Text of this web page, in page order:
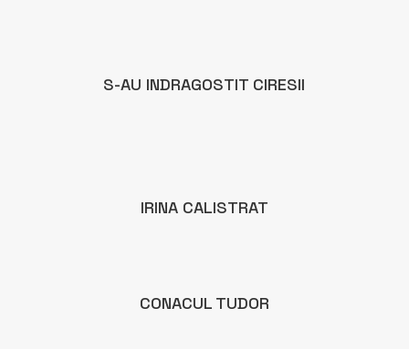
S-AU INDRAGOSTIT CIRESII
IRINA CALISTRAT
CONACUL TUDOR